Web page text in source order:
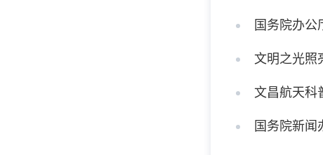
国务院办公
文明之光
文昌航天科
国务院新闻